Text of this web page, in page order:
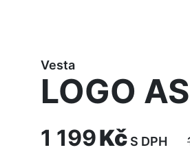
Vesta
LOGO
1 199Kč S DPH